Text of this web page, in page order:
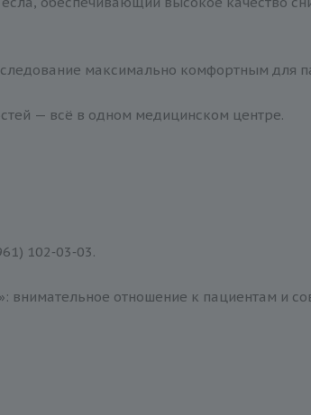
максимально комфортным для
— всё в одном медицинском центре.
102‑03‑03.
внимательное отношение к пациентам и